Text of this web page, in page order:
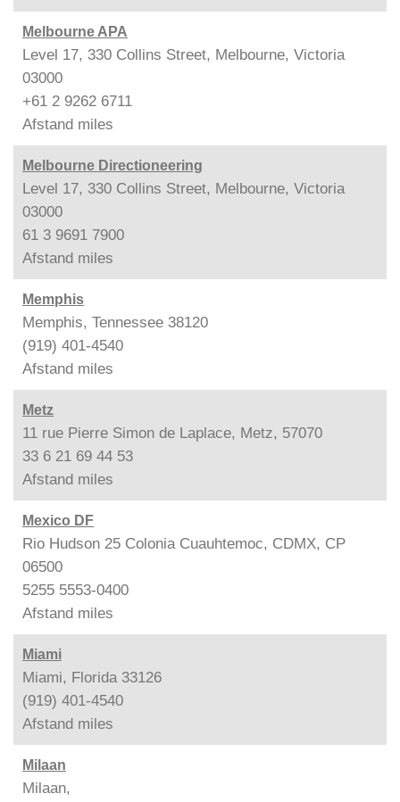
Melbourne APA
Level 17, 330 Collins Street, Melbourne, Victoria
03000
+61 2 9262 6711
Afstand miles
Melbourne Directioneering
Level 17, 330 Collins Street, Melbourne, Victoria
03000
61 3 9691 7900
Afstand miles
Memphis
Memphis, Tennessee 38120
(919) 401-4540
Afstand miles
Metz
11 rue Pierre Simon de Laplace, Metz, 57070
33 6 21 69 44 53
Afstand miles
Mexico DF
Rio Hudson 25 Colonia Cuauhtemoc, CDMX, CP
06500
5255 5553-0400
Afstand miles
Miami
Miami, Florida 33126
(919) 401-4540
Afstand miles
Milaan
Milaan,